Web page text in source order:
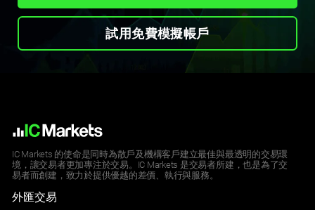
試用免費模擬帳戶
IC Markets 的使命是同時為散戶及機構客戶建立最佳與最透明的交易環
境，讓交易者更加專注於交易。IC Markets 是交易者所建，也是為了交
易者而創建，致力於提供優越的差價、執行與服務。
外匯交易